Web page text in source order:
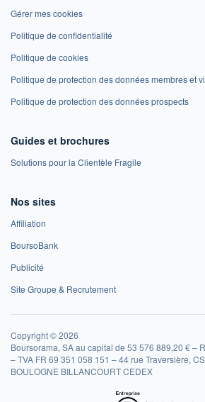
Gérer mes cookies
Politique de confidentialité
Politique de cookies
Politique de protection des données membres et
Politique de protection des données prospects
Guides et brochures
Solutions pour la Clientèle Fragile
Nos sites
Affiliation
BoursoBank
Publicité
Site Groupe & Recrutement
Copyright © 2026
Boursorama, SA au capital de 53 576 889,20 € –
– TVA FR 69 351 058 151 – 44 rue Traversière,
BOULOGNE BILLANCOURT CEDEX